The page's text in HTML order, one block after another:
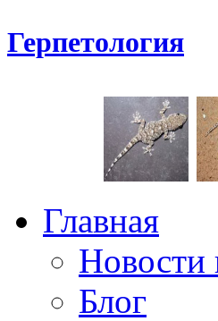
Герпетология
Главная
Новости
Блог